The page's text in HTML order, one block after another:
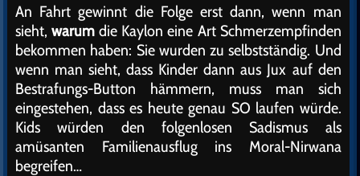
An Fahrt gewinnt die Folge erst dann, wenn man
sieht,warum die Kaylon eine Art Schmerzempfinden
bekommen haben: Sie wurden zu selbstständig. Und
wenn man sieht, dass Kinder dann aus Jux auf den
Bestrafungs-Button hämmern, muss man sich
eingestehen, dass es heute genau SO laufen würde.
Kids würden den folgenlosen Sadismus als
amüsanten Familienausflug ins Moral-Nirwana
begreifen…